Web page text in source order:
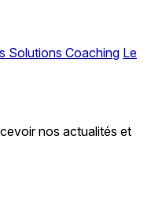
Solutions Coaching Le
nos actualités et